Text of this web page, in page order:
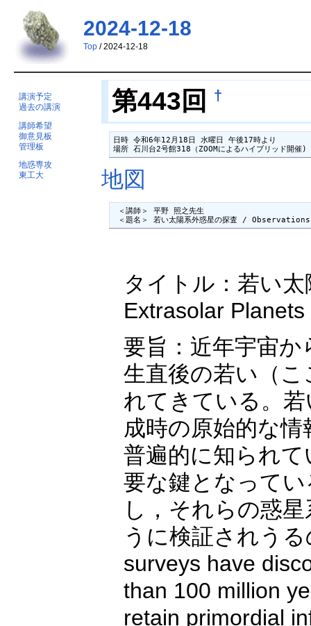
2024-12-18
Top/ 2024-12-18
講演予定
過去の講演
講師希望
御意見板
管理板
地惑専攻
東工大
第443回 †
日時 令和6年12月18日 水曜日 午後17時より
場所 石川台2号館318（ZOOMによるハイブリッド開催)
地図
＜講師＞ 平野 照之先生
＜題名＞ 若い太陽系外惑星の探査 /
タイトル：若い
Extrasolar Planets
要旨：近年宇宙
生直後の若い（
れてきている。
成時の原始的な
普遍的に知られ
要な鍵となって
し，それらの惑
うに検証されう
surveys have
than 100 million
retain primordial